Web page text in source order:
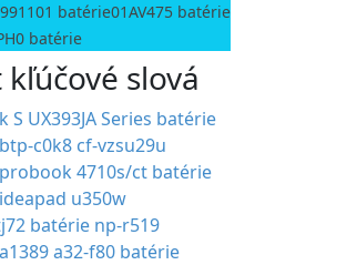
batérie01AV475 batérie
batérie
slová
S UX393JA Series batérie
c0k8 cf-vzsu29u
probook 4710s/ct batérie
u350w
batérie np-r519
a32-f80 batérie